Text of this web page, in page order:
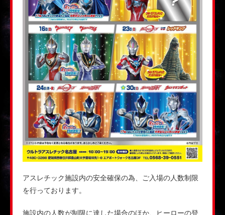
アスレチック施設内の安全確保の為、ご入場の人数制限
を行っております。
施設内の人数が制限に達した場合のほか、ヒーローの登